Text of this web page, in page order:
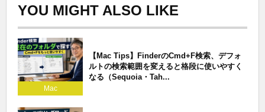
YOU MIGHT ALSO LIKE
Mac
【Mac Tips】FinderのCmd+F検索、デフォ
ルトの検索範囲を変えると格段に使いやすく
なる（Sequoia・Tah...